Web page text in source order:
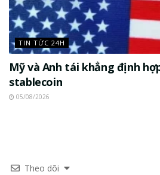
TIN TỨC 24H
Mỹ và Anh tái khẳng định
stablecoin
05/08/2026
Theo dõi